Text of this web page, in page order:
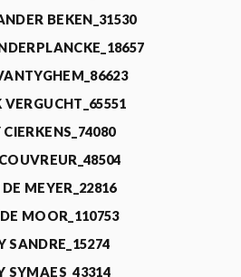
BEKEN_31530
VERGUCHT_65551
MEYER_22816
MOOR_110753
SANDRE_15274
SYMAES_43314